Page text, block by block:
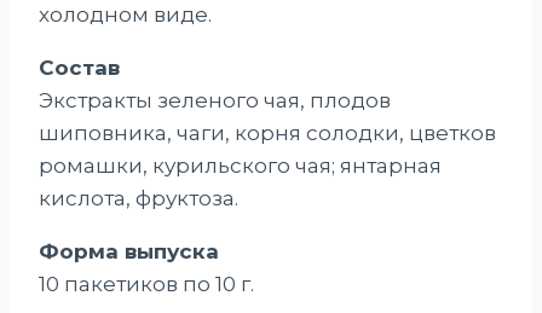
холодном виде.
Состав
Экстракты зеленого чая, плодов
шиповника, чаги, корня солодки, цветков
ромашки, курильского чая; янтарная
кислота, фруктоза.
Форма выпуска
10 пакетиков по 10 г.